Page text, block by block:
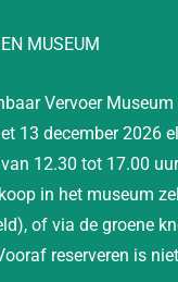
MUSEUM
Vervoer
13 december 2026
12.30 tot 17.00
in het museum
of via de groene
reserveren is